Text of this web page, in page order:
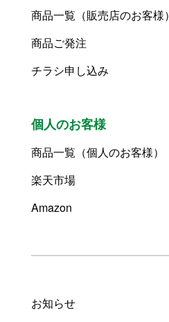
商品一覧（販売店のお客様）
商品ご発注
チラシ申し込み
個人のお客様
商品一覧（個人のお客様）
楽天市場
Amazon
お知らせ